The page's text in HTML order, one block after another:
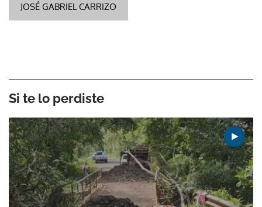
JOSÉ GABRIEL CARRIZO
Si te lo perdiste